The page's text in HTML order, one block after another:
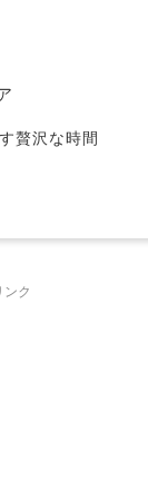
贅沢 な時間
ンク